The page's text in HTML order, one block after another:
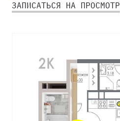
ЗАПИСАТЬСЯ НА ПРОСМОТР